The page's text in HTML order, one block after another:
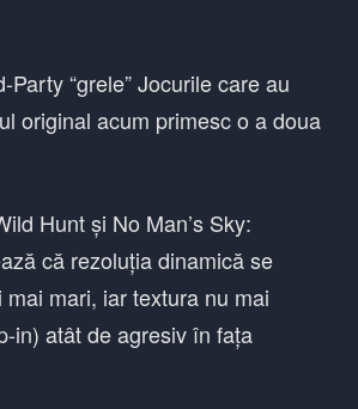
“grele” Jocurile care au
original acum primesc o a doua
Hunt și No Man’s Sky:
că rezoluția dinamică se
mari, iar textura nu mai
in) atât de agresiv în fața